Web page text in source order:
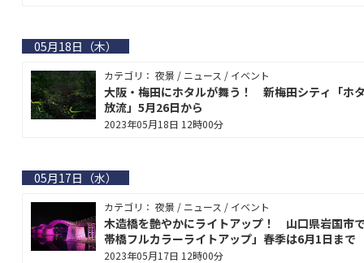
05月18日（木）
カテゴリ： 夜景 / ニュース / イベント
大阪・梅田にホタルが舞う！ 新梅田シティ「ホ
放流」5月26日から
2023年05月18日 12時00分
05月17日（水）
カテゴリ： 夜景 / ニュース / イベント
木造橋を艶やかにライトアップ！ 山口県岩国市
帯橋フルカラーライトアップ」春季は6月1日まで
2023年05月17日 12時00分